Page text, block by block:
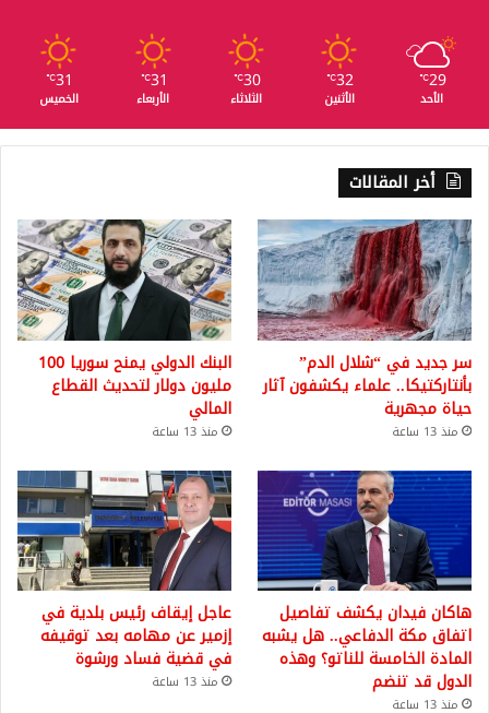
29
℃
الأحد
32
℃
الأثنين
30
℃
الثلاثاء
31
℃
الأربعاء
31
℃
الخميس
أخر المقالات
سر جديد في “شلال الدم”
بأنتاركتيكا.. علماء يكشفون آثار
حياة مجهرية
منذ 13 ساعة
البنك الدولي يمنح سوريا 100
مليون دولار لتحديث القطاع
المالي
منذ 13 ساعة
هاكان فيدان يكشف تفاصيل
اتفاق مكة الدفاعي.. هل يشبه
المادة الخامسة للناتو؟ وهذه
الدول قد تنضم
منذ 13 ساعة
عاجل إيقاف رئيس بلدية في
إزمير عن مهامه بعد توقيفه
في قضية فساد ورشوة
منذ 13 ساعة